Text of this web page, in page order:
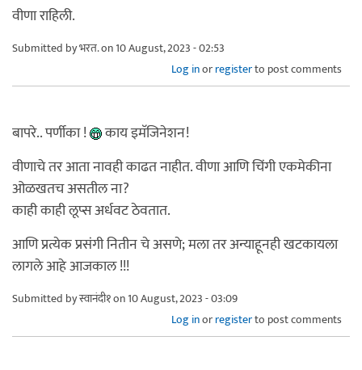
वीणा राहिली.
Submitted byभरत.on 10 August, 2023 - 02:53
Log inorregisterto post comments
बापरे.. पर्णीका !
काय इमॅजिनेशन!
वीणाचे तर आता नावही काढत नाहीत. वीणा आणि चिंगी एकमेकीना
ओळखतच असतील ना?
काही काही लूप्स अर्धवट ठेवतात.
आणि प्रत्येक प्रसंगी नितीन चे असणे; मला तर अन्याहूनही खटकायला
लागले आहे आजकाल !!!
Submitted byस्वानंदी१on 10 August, 2023 - 03:09
Log inorregisterto post comments